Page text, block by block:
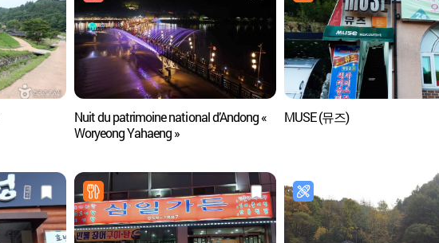
Nuit du patrimoine national d’Andong «
Woryeong Yahaeng »
MUSE (뮤즈)